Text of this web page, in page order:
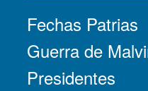
Fechas Patrias
Guerra de
Presidentes